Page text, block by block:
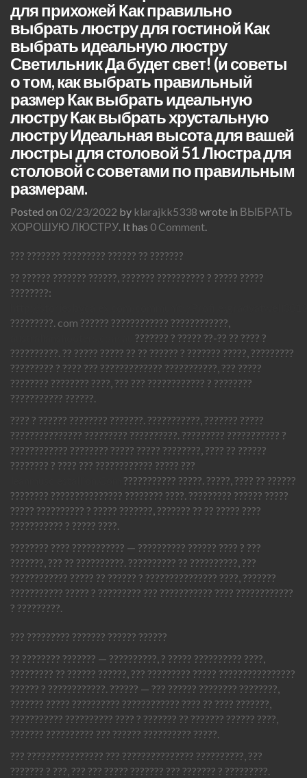
для прихожей Как правильно
выбрать люстру для гостиной Как
выбрать идеальную люстру
Светильник Да будет свет! (и советы
о том, как выбрать правильный
размер Как выбрать идеальную
люстру Как выбрать хрустальную
люстру Идеальная высота для вашей
люстры для столовой 51 Люстра для
столовой с советами по правильным
размерам.
Posted on 02/23/2022 by klarajkk5338 wrote in ВЫБРАТЬ
ХОРОШУЮ ЛЮСТРУ. It has 0 Comment.
??? ??????? ????????? ?????? ?? ???????
?? ?????? ??????? ??????, ??????? ?????????? ? ????? ?????
????????:
?????????. com ?????? ???????????? ????????????,
??????? ? ????? ??-?? ?? ???? ?
??????????. ?? ????? ????? ?? ?? ?????? ? ??????? ?????, ?????????
????????? ? ???? ??? ????????????? ???????????, ??? ?????
???????? ???????? ????, ??? ??? ???????????? ? ????????
??????????? ??????.
???? ? ?????? ???????? ???????. ???????????, ??????? ?????
??????????????? ????????? ??????????. ????????? ??????????? ?
???????????? ???????? ????? ????? ????????, ???? ?? ??????
???????? ? ???? ??? ???????????? ????? ???
??????????? ?????. ?????, ???? ?? ??????
???????? ??????????????? ???????? ????. ????????? ?????? ?????
????? ?????????? ? ????? ???????, ??????? ?? ?? ????? ????
??????????? ? ????? ????.
???????? ???? ??????????? — ?????????? ?????? ???? ? ???
???????, ??? ?? ??????????. ?????????? ?? ??????????, ???
???????????? ????? ?? ?????? ? ??????????????? ????, ???????
??????????? ????? ? ????????? ??? ??????????? ???? ????????????
? ?????????.
??? ????????? ??????? ?????? ??????
?? ???????? ??????? — ??????????, ? ????? ?????????? ????,
????????? ?? ?????? ??????, ??? ????????? ????? ????????????????
?????? ? ????????????. ?????? — ??? ?????? ???????? ????????,
??????? ????? ?????????? ???????????? ???? ?? ???? ???????,
??????????? ?????????? ???? ? ??????? ?? ??????? ?????? ????,
??????? ?????????? ??? ?????? ?????????? ?????.
??? ???????????????? ??? ??????????????? ??????????, ???
??????? ? ???, ??? ??? ????? ??????? ??? ??????? ? ?????????.